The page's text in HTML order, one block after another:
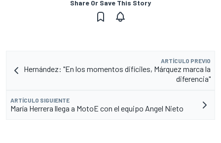
Share Or Save This Story
ARTÍCULO PREVIO
Hernández: "En los momentos difíciles, Márquez marca la
diferencia"
ARTÍCULO SIGUIENTE
María Herrera llega a MotoE con el equipo Angel Nieto